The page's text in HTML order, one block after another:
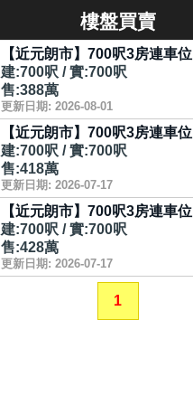
樓盤買賣
【近元朗市】700呎3房連車位
建:700呎 / 實:700呎
售:388萬
更新日期: 2026-08-01
【近元朗市】700呎3房連車位
建:700呎 / 實:700呎
售:418萬
更新日期: 2026-07-17
【近元朗市】700呎3房連車位
建:700呎 / 實:700呎
售:428萬
更新日期: 2026-07-17
1